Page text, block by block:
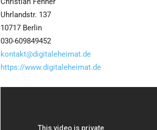
Uhrlandstr. 137
10717 Berlin
030-609849452
kontakt@digitaleheimat.de
https://www.digitaleheimat.de